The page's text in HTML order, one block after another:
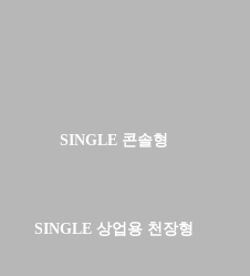
SINGLE 콘솔형
SINGLE 상업용 천장형